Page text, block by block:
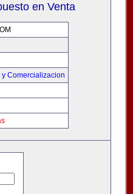
en Venta
y Comercializacion